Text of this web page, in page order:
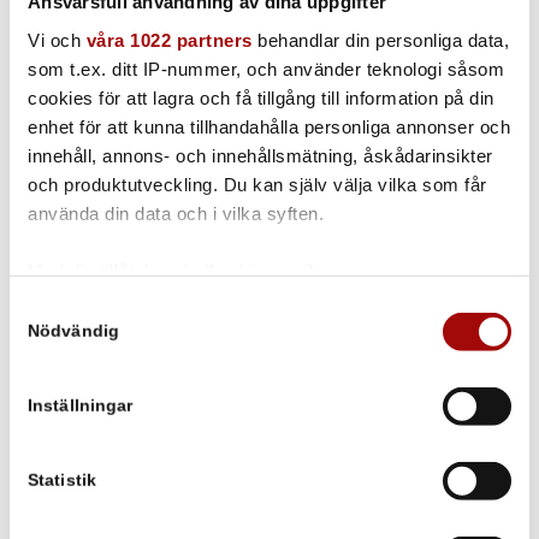
Vi och våra 1022 partners behandlar din personliga data,
som t.ex. ditt IP-nummer, och använder teknologi såsom
cookies för att lagra och få tillgång till information på din
enhet för att kunna tillhandahålla personliga annonser och
innehåll, annons- och innehållsmätning, åskådarinsikter
och produktutveckling. Du kan själv välja vilka som får
använda din data och i vilka syften.
kan ha en noggrannhet på upp till flera meter
Du kan ändra eller dra tillbaka ditt samtycke när som
Nödvändig
Inställningar
Statistik
Att rengöra rulltrappor kan vara ett riktigt slitgöra. Med
en Duplex Escalator går det betydligt lättare.
Rulltrappan rengörs snabbt och enkelt på plats utan att
hela rulltrappan behöver demonteras.
Läs mer
Oslagbar mattrengöring
med Duplex och Z-Water